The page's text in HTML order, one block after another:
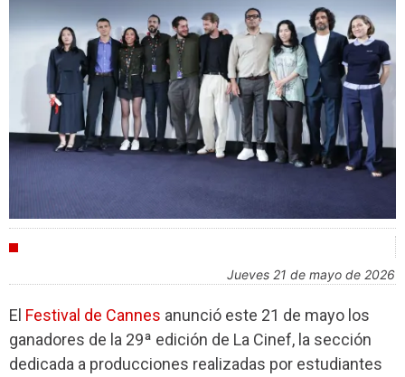
jueves 21 de mayo de 2026
El Festival de Cannes anunció este 21 de mayo los
ganadores de la 29ª edición de La Cinef, la sección
dedicada a producciones realizadas por estudiantes